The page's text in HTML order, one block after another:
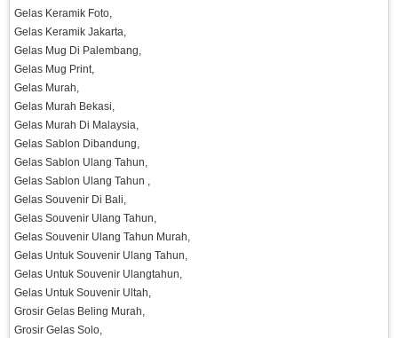
Gelas Keramik Foto,
Gelas Keramik Jakarta,
Gelas Mug Di Palembang,
Gelas Mug Print,
Gelas Murah,
Gelas Murah Bekasi,
Gelas Murah Di Malaysia,
Gelas Sablon Dibandung,
Gelas Sablon Ulang Tahun,
Gelas Sablon Ulang Tahun ,
Gelas Souvenir Di Bali,
Gelas Souvenir Ulang Tahun,
Gelas Souvenir Ulang Tahun Murah,
Gelas Untuk Souvenir Ulang Tahun,
Gelas Untuk Souvenir Ulangtahun,
Gelas Untuk Souvenir Ultah,
Grosir Gelas Beling Murah,
Grosir Gelas Solo,